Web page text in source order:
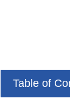
Table of